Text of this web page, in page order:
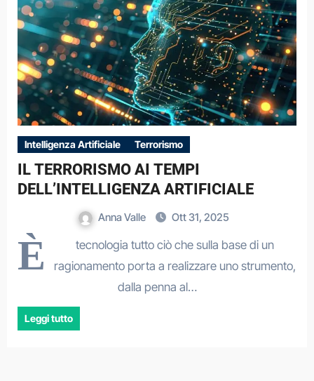
Intelligenza Artificiale Terrorismo
IL TERRORISMO AI TEMPI
DELL’INTELLIGENZA ARTIFICIALE
Anna Valle Ott 31, 2025
È
tecnologia tutto ciò che sulla base di un
ragionamento porta a realizzare uno strumento,
dalla penna al…
Leggi tutto